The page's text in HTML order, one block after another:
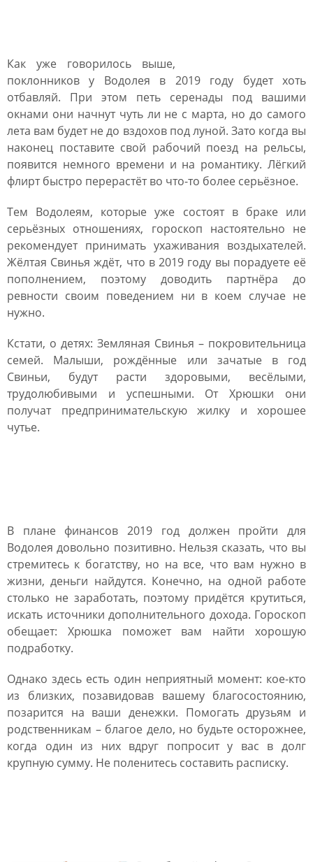
Как уже говорилось выше,
поклонников у Водолея в 2019 году будет хоть
отбавляй. При этом петь серенады под вашими
окнами они начнут чуть ли не с марта, но до самого
лета вам будет не до вздохов под луной. Зато когда вы
наконец поставите свой рабочий поезд на рельсы,
появится немного времени и на романтику. Лёгкий
флирт быстро перерастёт во что-то более серьёзное.
Тем Водолеям, которые уже состоят в браке или
серьёзных отношениях, гороскоп настоятельно не
рекомендует принимать ухаживания воздыхателей.
Жёлтая Свинья ждёт, что в 2019 году вы порадуете её
пополнением, поэтому доводить партнёра до
ревности своим поведением ни в коем случае не
нужно.
Кстати, о детях: Земляная Свинья – покровительница
семей. Малыши, рождённые или зачатые в год
Свиньи, будут расти здоровыми, весёлыми,
трудолюбивыми и успешными. От Хрюшки они
получат предпринимательскую жилку и хорошее
чутье.
В плане финансов 2019 год должен пройти для
Водолея довольно позитивно. Нельзя сказать, что вы
стремитесь к богатству, но на все, что вам нужно в
жизни, деньги найдутся. Конечно, на одной работе
столько не заработать, поэтому придётся крутиться,
искать источники дополнительного дохода. Гороскоп
обещает: Хрюшка поможет вам найти хорошую
подработку.
Однако здесь есть один неприятный момент: кое-кто
из близких, позавидовав вашему благосостоянию,
позарится на ваши денежки. Помогать друзьям и
родственникам – благое дело, но будьте осторожнее,
когда один из них вдруг попросит у вас в долг
крупную сумму. Не поленитесь составить расписку.